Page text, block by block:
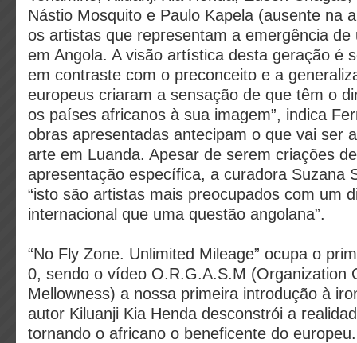
Nástio Mosquito e Paulo Kapela (ausente na
os artistas que representam a emergência de
em Angola. A visão artística desta geração é
em contraste com o preconceito e a
europeus criaram a sensação de que têm o
os países africanos à sua imagem”, indica
obras apresentadas antecipam o que vai ser
arte em Luanda. Apesar de serem criações
apresentação específica, a curadora Suzana
“isto são artistas mais preocupados com um
internacional que uma questão angolana”.
“No Fly Zone. Unlimited Mileage” ocupa o
0, sendo o vídeo O.R.G.A.S.M (Organization
Mellowness) a nossa primeira introdução à
autor Kiluanji Kia Henda desconstrói a
tornando o africano o beneficente do